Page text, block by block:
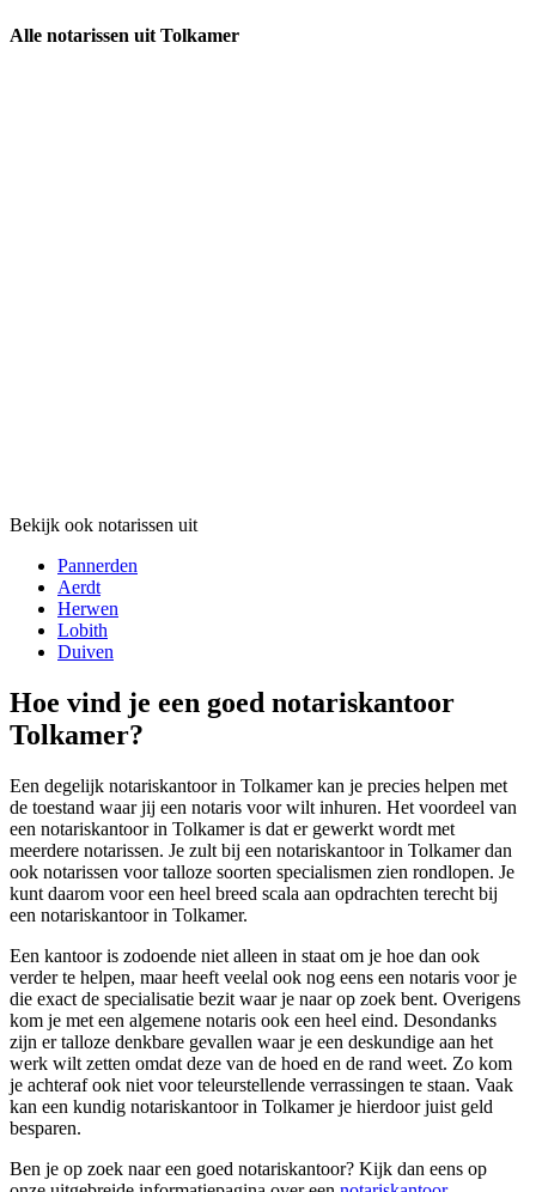
Alle notarissen uit Tolkamer
Bekijk ook notarissen uit
Pannerden
Aerdt
Herwen
Lobith
Duiven
Hoe vind je een goed notariskantoor
Tolkamer?
Een degelijk notariskantoor in Tolkamer kan je precies helpen met
de toestand waar jij een notaris voor wilt inhuren. Het voordeel van
een notariskantoor in Tolkamer is dat er gewerkt wordt met
meerdere notarissen. Je zult bij een notariskantoor in Tolkamer dan
ook notarissen voor talloze soorten specialismen zien rondlopen. Je
kunt daarom voor een heel breed scala aan opdrachten terecht bij
een notariskantoor in Tolkamer.
Een kantoor is zodoende niet alleen in staat om je hoe dan ook
verder te helpen, maar heeft veelal ook nog eens een notaris voor je
die exact de specialisatie bezit waar je naar op zoek bent. Overigens
kom je met een algemene notaris ook een heel eind. Desondanks
zijn er talloze denkbare gevallen waar je een deskundige aan het
werk wilt zetten omdat deze van de hoed en de rand weet. Zo kom
je achteraf ook niet voor teleurstellende verrassingen te staan. Vaak
kan een kundig notariskantoor in Tolkamer je hierdoor juist geld
besparen.
Ben je op zoek naar een goed notariskantoor? Kijk dan eens op